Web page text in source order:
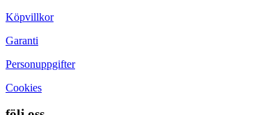
Köpvillkor
Garanti
Personuppgifter
Cookies